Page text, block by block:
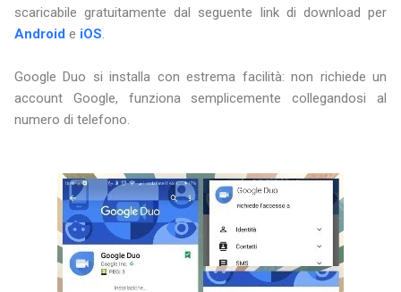
scaricabile gratuitamente dal seguente link di download per
Android e iOS
Google Duo si installa con estrema facilità: non richiede un
account Google, funziona semplicemente collegandosi al
numero di telefono.